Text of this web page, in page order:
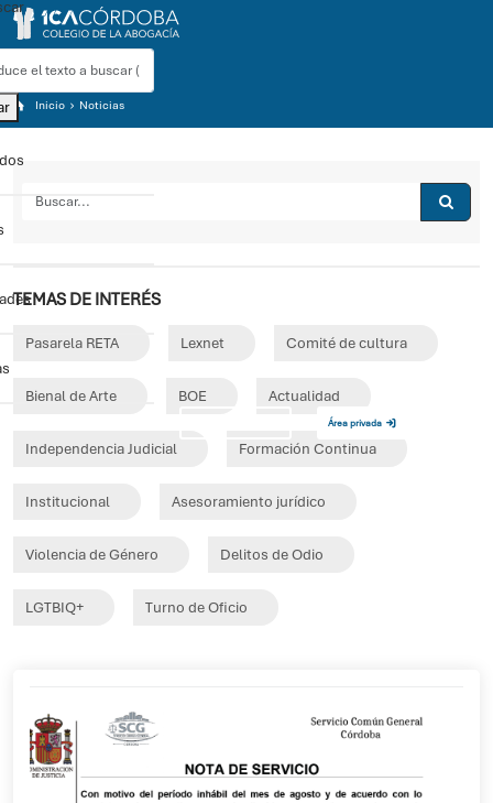
Área privada
Inicio Noticias
TEMAS DE INTERÉS
Pasarela RETA Lexnet Comité de cultura
Bienal de Arte BOE Actualidad
Independencia Judicial Formación Continua
Institucional Asesoramiento jurídico
Violencia de Género Delitos de Odio
LGTBIQ+ Turno de Oficio